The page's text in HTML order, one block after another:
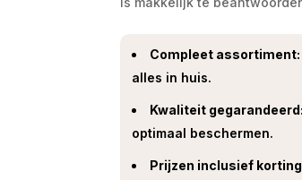
Compleet assortiment:
alles in huis.
Kwaliteit gegarandeerd:
optimaal beschermen.
Prijzen inclusief